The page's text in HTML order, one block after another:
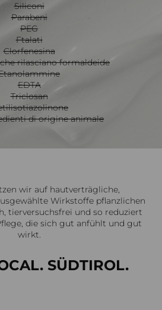
Siliconi
Parabeni
PEG
Ftalati
Clorfenesina
rilasciano formaldeide
EDTA
Triclosan
di origine animale
wir auf hautverträgliche,
Wirkstoffe pflanzlichen
tierversuchsfrei und so reduziert
die sich gut anfühlt und gut
wirkt.
SÜDTIROL.